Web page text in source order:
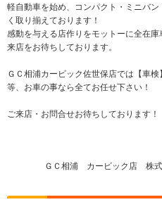
軽自動車を始め、コンパクト・ミニバ
く取り揃えております！
感動を与える店作りをモットーに全在
来店をお待ちしております。
ＧＣ相浦カービック佐世保店では【車
等、お車の事なら全てお任せ下さい！
ご来店・お問合せお待ちしております！
ＧＣ相浦 カービック店 株式